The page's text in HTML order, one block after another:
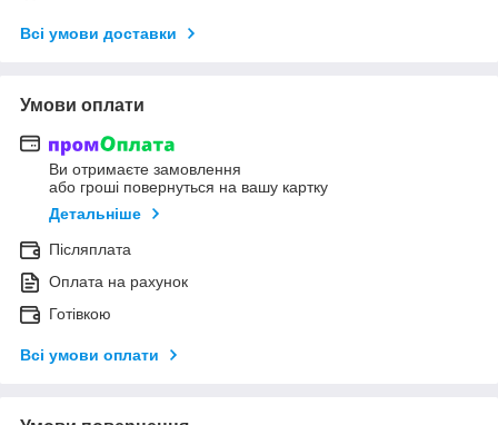
Всі умови доставки
Умови оплати
Ви отримаєте замовлення
або гроші повернуться на вашу картку
Детальніше
Післяплата
Оплата на рахунок
Готівкою
Всі умови оплати